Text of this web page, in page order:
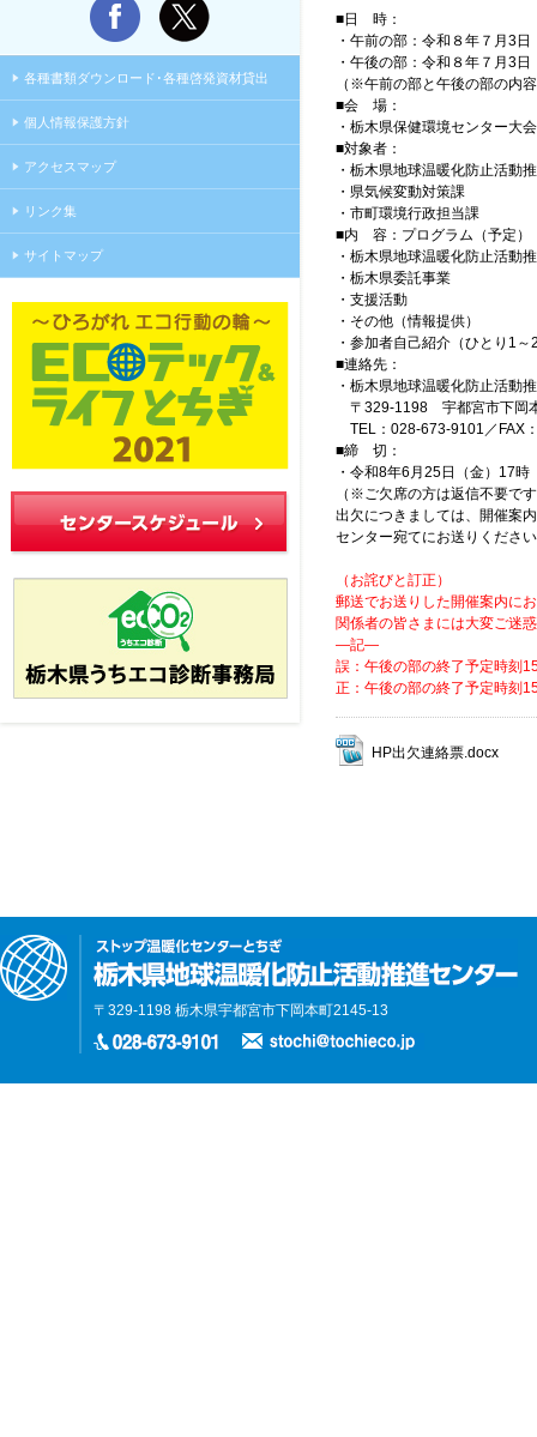
各種書類ダウンロード･各種啓発資材貸出
個人情報保護方針
アクセスマップ
リンク集
サイトマップ
■日 時：
・午前の部：令和８年７月3
・午後の部：令和８年７月3
（※午前の部と午後の部の内
■会 場：
・栃木県保健環境センター大
■対象者：
・栃木県地球温暖化防止活動
・県気候変動対策課
・市町環境行政担当課
■内 容：プログラム（予定）
・栃木県地球温暖化防止活動
・栃木県委託事業
・支援活動
・その他（情報提供）
・参加者自己紹介（ひとり1～
■連絡先：
・栃木県地球温暖化防止活動
〒329-1198 宇都宮市下岡
TEL：028-673-9101／FAX
■締 切：
・令和8年6月25日（金）17時
（※ご欠席の方は返信不要で
出欠につきましては、開催案
センター宛てにお送りくださ
（お詫びと訂正）
郵送でお送りした開催案内に
関係者の皆さまには大変ご迷
―記―
誤：午後の部の終了予定時刻
正：午後の部の終了予定時刻
HP出欠連絡票.docx
〒329-1198 栃木県宇都宮市下岡本町2145-13